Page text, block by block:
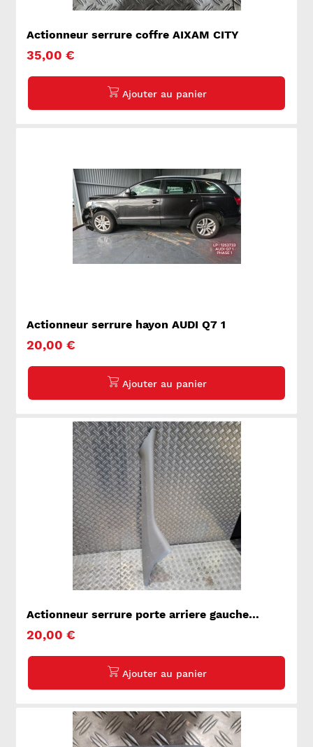
Actionneur serrure coffre AIXAM CITY
35,00 €
Actionneur serrure hayon AUDI Q7 1
20,00 €
Actionneur serrure porte arriere gauche
20,00 €